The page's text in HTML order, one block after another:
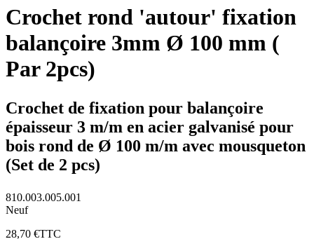
Crochet rond 'autour' fixation
balançoire 3mm Ø 100 mm (
Par 2pcs)
Crochet de fixation pour balançoire
épaisseur 3 m/m en acier galvanisé pour
bois rond de Ø 100 m/m avec mousqueton
(Set de 2 pcs)
810.003.005.001
Neuf
28,70 €TTC